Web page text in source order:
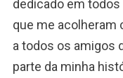
dedicado em
que me acolheram
a todos os amigos
parte da minha